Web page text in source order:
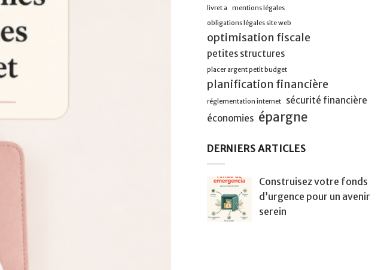
livret a
mentions légales
obligations légales site web
optimisation fiscale
petites structures
placer argent petit budget
planification financière
réglementation internet
sécurité financière
économies épargne
DERNIERS ARTICLES
Construisez votre fonds
d’urgence pour un avenir
serein